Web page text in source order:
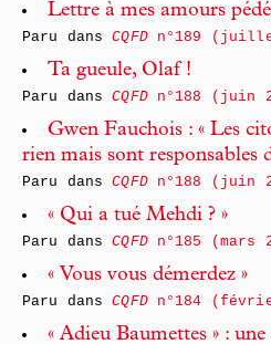
Lettre à mes amours
Paru dansCQFDn°189
Ta gueule, Olaf !
Paru dansCQFDn°188 (juin
Gwen Fauchois : « Les
rien mais sont responsables
Paru dansCQFDn°188 (juin
« Qui a tué Mehdi ? »
Paru dansCQFDn°185 (mars
« Vous vous démerdez »
Paru dansCQFDn°184
« Adieu Baumettes » :